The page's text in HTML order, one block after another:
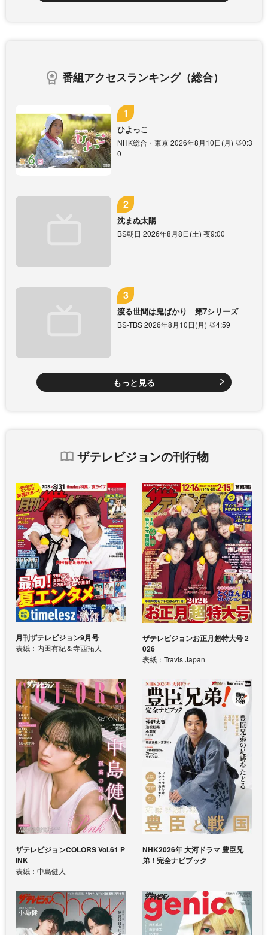
番組アクセスランキング（総合）
ひよっこ
NHK総合・東京 2026年8月10日(月) 昼0:3
0
沈まぬ太陽
BS朝日 2026年8月8日(土) 夜9:00
渡る世間は鬼ばかり 第7シリーズ
BS-TBS 2026年8月10日(月) 昼4:59
もっと見る
ザテレビジョンの刊行物
月刊ザテレビジョン9月号
表紙：内田有紀＆寺西拓人
ザテレビジョンお正月超特大号 2
026
表紙：Travis Japan
ザテレビジョンCOLORS Vol.61 P
INK
表紙：中島健人
NHK2026年 大河ドラマ 豊臣兄
弟！完全ナビブック